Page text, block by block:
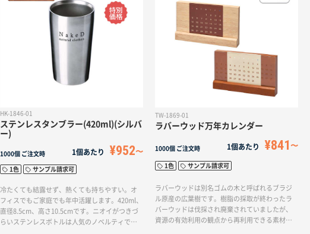
HK-1846-01
ステンレスタンブラー(420ml)(シルバ
ー)
1000個 ご注文時 1個あたり ¥952
1色 サンプル請求可
冷たくても結露せず、熱くても持ちやすい。オ
フィスでもご家庭でも年中活躍します。420ml、
直径8.5cm、高さ10.5cmです。ニオイがつきづ
らいステンレスボトルは人気のノベルティで
TW-1869-01
ラバーウッド万年カレンダー
1000個 ご注文時 1個あたり ¥841
1色 サンプル請求可
ラバーウッドは別名ゴムの木と呼ばれるブラジ
ル原産の広葉樹です。樹脂の採取が終わったラ
バーウッドは伐採され廃棄されていましたが、
資源の有効利用の観点から再利用できる素材と